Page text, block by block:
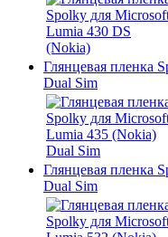
Глянцевая пленка
Dual Sim
Глянцевая пленка
Dual Sim